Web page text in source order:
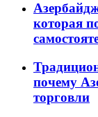
которая
почему
торговли